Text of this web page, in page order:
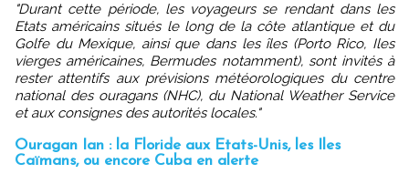
"Durant cette période, les voyageurs se rendant dans les
Etats américains situés le long de la côte atlantique et du
Golfe du Mexique, ainsi que dans les îles (Porto Rico, Iles
vierges américaines, Bermudes notamment), sont invités à
rester attentifs aux prévisions météorologiques du centre
national des ouragans (NHC), du National Weather Service
et aux consignes des autorités locales."
Ouragan Ian : la Floride aux Etats-Unis, les Iles
Caïmans, ou encore Cuba en alerte